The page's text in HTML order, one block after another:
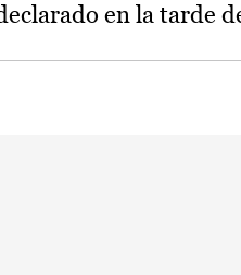
en la tarde